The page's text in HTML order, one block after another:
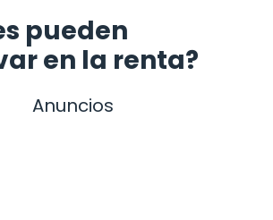
pueden
en la renta?
Anuncios